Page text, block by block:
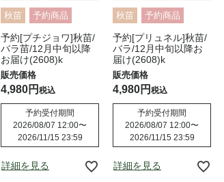
秋苗 予約商品
予約[プチジョワ]秋苗/
バラ苗/12月中旬以降
お届け(2608)k
4,980 税込
予約受付期間
2026/08/07 12:00〜
2026/11/15 23:59
詳細を見る
秋苗 予約商品
予約[プリュネル]秋苗/
バラ/12月中旬以降お
届け(2608)k
4,980 税込
予約受付期間
2026/08/07 12:00〜
2026/11/15 23:59
詳細を見る